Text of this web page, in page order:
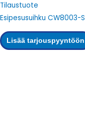
Tilaustuote
Esipesusuihku CW8003-S
Lisää tarjouspyyntöön